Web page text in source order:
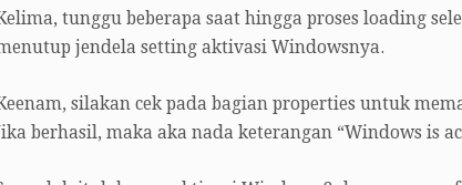
tunggu beberapa saat hingga proses loading
jendela setting aktivasi Windowsnya.
silakan cek pada bagian properties untuk
berhasil, maka aka nada keterangan “Windows is